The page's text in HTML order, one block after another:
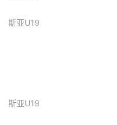
斯亚U19
斯亚U19